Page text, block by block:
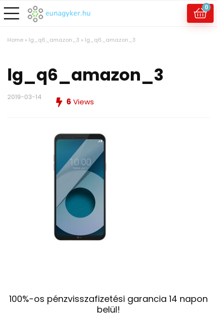
0
Home » lg_q6_amazon_3 » lg_q6_amazon_3
lg_q6_amazon_3
2019-03-14 6 Views
100%-os pénzvisszafizetési garancia 14 napon
belül!